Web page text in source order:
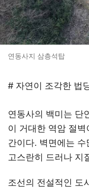
연동사지 삼층석탑
# 자연이 조각한 법
연동사의 백미는 단
이 거대한 역암 절
간이다. 벽면에는
고스란히 드러나 지
조선의 전설적인 도